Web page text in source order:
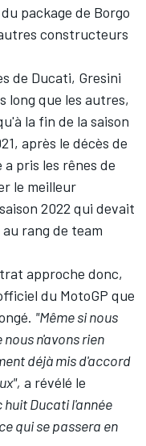
package de Borgo
constructeurs
de Ducati, Gresini
long que les autres,
la fin de la saison
après le décès de
pris les rênes de
le meilleur
2022 qui devait
rang de team
approche donc,
du MotoGP que
"Même si nous
n'avons rien
déjà mis d'accord
a révélé le
huit Ducati l'année
qui se passera en